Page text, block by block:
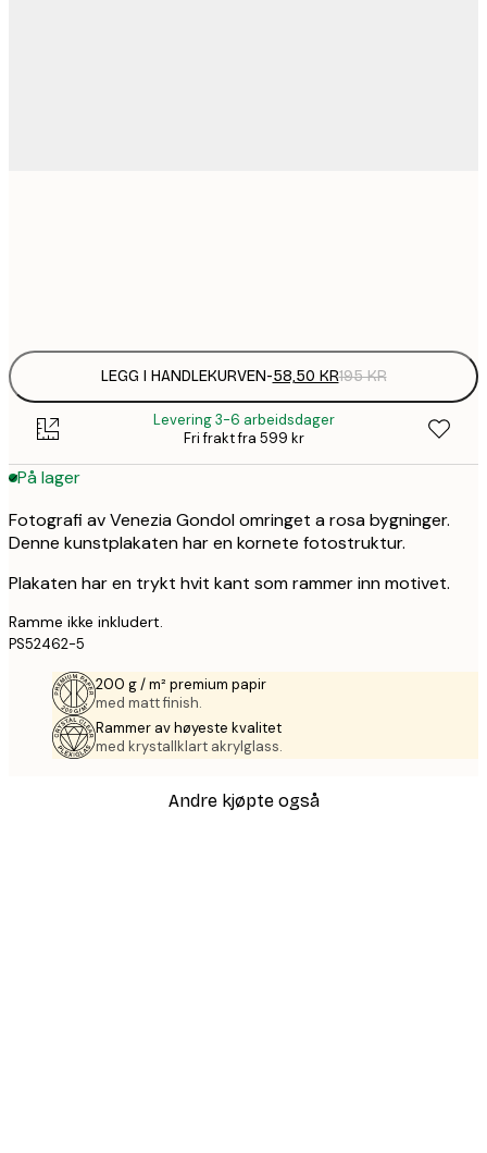
LEGG I HANDLEKURVEN-58,50 KR195 KR
Levering 3-6 arbeidsdager
Fri frakt fra 599 kr
På lager
Fotografi av Venezia Gondol omringet a rosa bygninger.
Denne kunstplakaten har en kornete fotostruktur.
Plakaten har en trykt hvit kant som rammer inn motivet.
Ramme ikke inkludert.
PS52462-5
200 g / m² premium papir
med matt finish.
Rammer av høyeste kvalitet
med krystallklart akrylglass.
Andre kjøpte også